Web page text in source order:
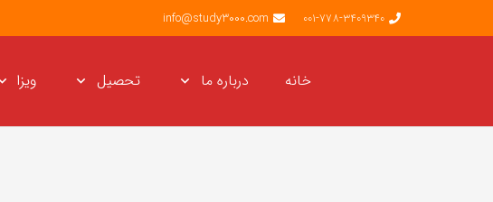
001-778-3409340
info@study3000.com
خانه درباره ما تحصیل ویزا